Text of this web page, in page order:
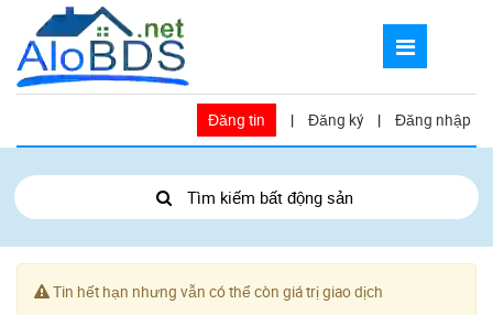
Đăng tin | Đăng ký | Đăng nhập
Tìm kiếm bất động sản
Tin hết hạn nhưng vẫn có thể còn giá trị giao dịch